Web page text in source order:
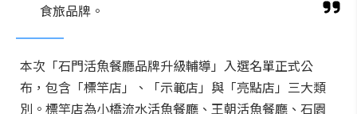
食旅品牌。
本次「石門活魚餐廳品牌升級輔導」入選名單正式公
布，包含「標竿店」、「示範店」與「亮點店」三大類
別。標竿店為小橋流水活魚餐廳、王朝活魚餐廳、石園